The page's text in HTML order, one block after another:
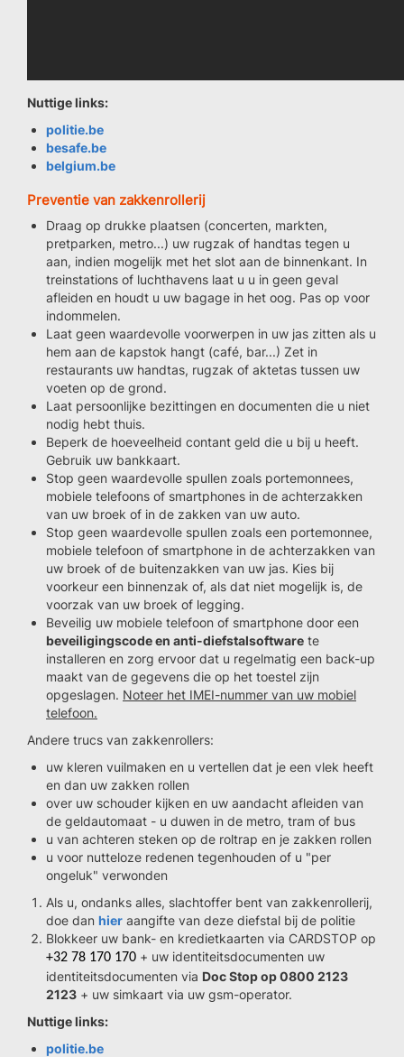
Nuttige links:
politie.be
besafe.be
belgium.be
Preventie van zakkenrollerij
Draag op drukke plaatsen (concerten, markten,
pretparken, metro...) uw rugzak of handtas tegen u
aan, indien mogelijk met het slot aan de binnenkant. In
treinstations of luchthavens laat u u in geen geval
afleiden en houdt u uw bagage in het oog. Pas op voor
indommelen.
Laat geen waardevolle voorwerpen in uw jas zitten als u
hem aan de kapstok hangt (café, bar...) Zet in
restaurants uw handtas, rugzak of aktetas tussen uw
voeten op de grond.
Laat persoonlijke bezittingen en documenten die u niet
nodig hebt thuis.
Beperk de hoeveelheid contant geld die u bij u heeft.
Gebruik uw bankkaart.
Stop geen waardevolle spullen zoals portemonnees,
mobiele telefoons of smartphones in de achterzakken
van uw broek of in de zakken van uw auto.
Stop geen waardevolle spullen zoals een portemonnee,
mobiele telefoon of smartphone in de achterzakken van
uw broek of de buitenzakken van uw jas. Kies bij
voorkeur een binnenzak of, als dat niet mogelijk is, de
voorzak van uw broek of legging.
Beveilig uw mobiele telefoon of smartphone door een
beveiligingscode en anti-diefstalsoftware te
installeren en zorg ervoor dat u regelmatig een back-up
maakt van de gegevens die op het toestel zijn
opgeslagen. Noteer het IMEI-nummer van uw mobiel
telefoon.
Andere trucs van zakkenrollers:
uw kleren vuilmaken en u vertellen dat je een vlek heeft
en dan uw zakken rollen
over uw schouder kijken en uw aandacht afleiden van
de geldautomaat - u duwen in de metro, tram of bus
u van achteren steken op de roltrap en je zakken rollen
u voor nutteloze redenen tegenhouden of u "per
ongeluk" verwonden
Als u, ondanks alles, slachtoffer bent van zakkenrollerij,
doe dan hier aangifte van deze diefstal bij de politie
Blokkeer uw bank- en kredietkaarten via CARDSTOP op
+32 78 170 170 + uw identiteitsdocumenten uw
identiteitsdocumenten via Doc Stop op 0800 2123
2123 + uw simkaart via uw gsm-operator.
Nuttige links:
politie.be